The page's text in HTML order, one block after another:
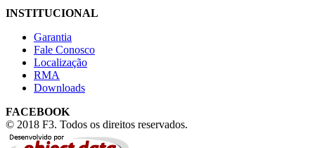
INSTITUCIONAL
Garantia
Fale Conosco
Localização
RMA
Downloads
FACEBOOK
© 2018 F3. Todos os direitos reservados.